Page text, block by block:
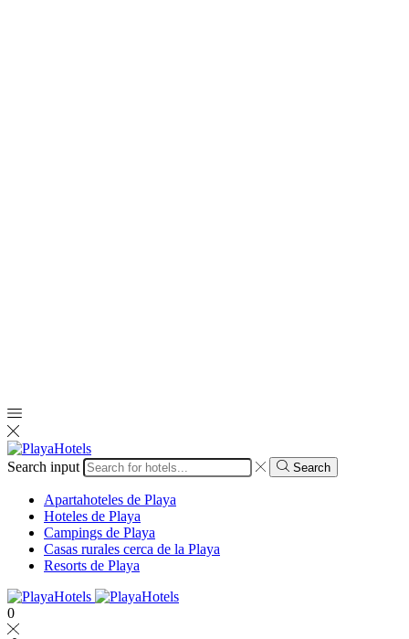
Search input Search
Apartahoteles de Playa
Hoteles de Playa
Campings de Playa
Casas rurales cerca de la Playa
Resorts de Playa
0